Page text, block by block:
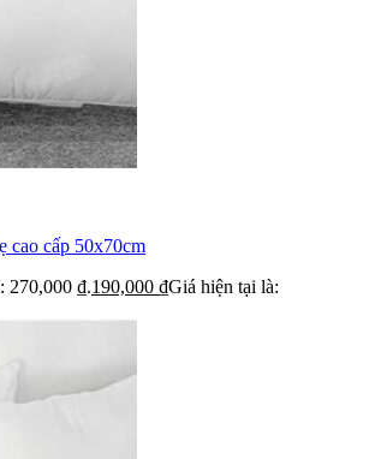
cao cấp 50x70cm
270,000 ₫.190,000 ₫Giá hiện tại là: